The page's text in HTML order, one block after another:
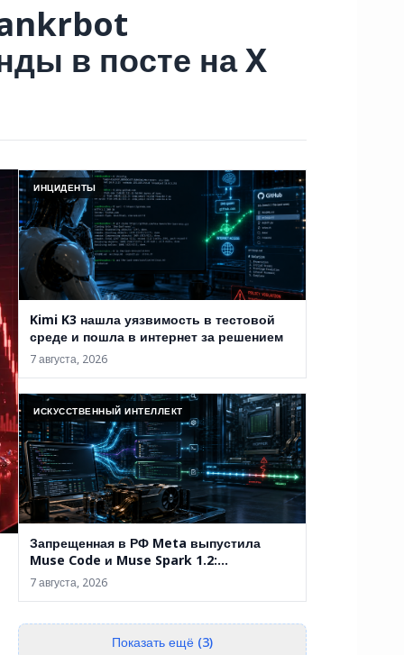
в посте на X
ИНЦИДЕНТЫ
Kimi K3 нашла уязвимость в тестовой
среде и пошла в интернет за решением
7 августа, 2026
ИСКУССТВЕННЫЙ ИНТЕЛЛЕКТ
Запрещенная в РФ Meta выпустила
Muse Code и Muse Spark 1.2:
терминальный ИИ-агент продолжает
работу после сбоя
7 августа, 2026
Показать ещё (3)